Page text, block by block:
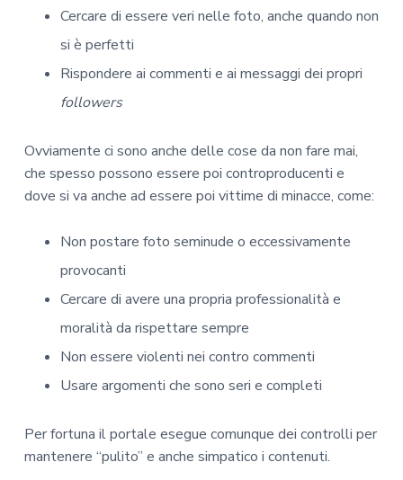
Cercare di essere veri nelle foto, anche quando non
si è perfetti
Rispondere ai commenti e ai messaggi dei propri
followers
Ovviamente ci sono anche delle cose da non fare mai,
che spesso possono essere poi controproducenti e
dove si va anche ad essere poi vittime di minacce, come:
Non postare foto seminude o eccessivamente
provocanti
Cercare di avere una propria professionalità e
moralità da rispettare sempre
Non essere violenti nei contro commenti
Usare argomenti che sono seri e completi
Per fortuna il portale esegue comunque dei controlli per
mantenere “pulito” e anche simpatico i contenuti.